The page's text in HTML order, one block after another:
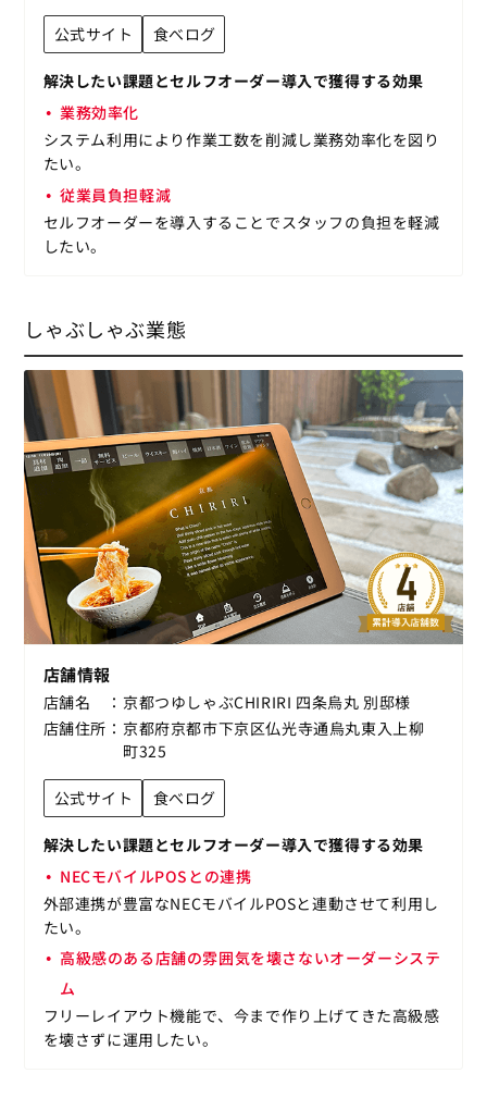
公式サイト 食べログ
解決したい課題とセルフオーダー導入で獲得する効果
業務効率化
システム利用により作業工数を削減し業務効率化を図り
たい。
従業員負担軽減
セルフオーダーを導入することでスタッフの負担を軽減
したい。
しゃぶしゃぶ業態
店舗情報
店舗名
京都つゆしゃぶCHIRIRI 四条烏丸 別邸様
店舗住所
京都府京都市下京区仏光寺通烏丸東入上柳
町325
公式サイト 食べログ
解決したい課題とセルフオーダー導入で獲得する効果
NECモバイルPOSとの連携
外部連携が豊富なNECモバイルPOSと連動させて利用し
たい。
高級感のある店舗の雰囲気を壊さないオーダーシステ
ム
フリーレイアウト機能で、今まで作り上げてきた高級感
を壊さずに運用したい。